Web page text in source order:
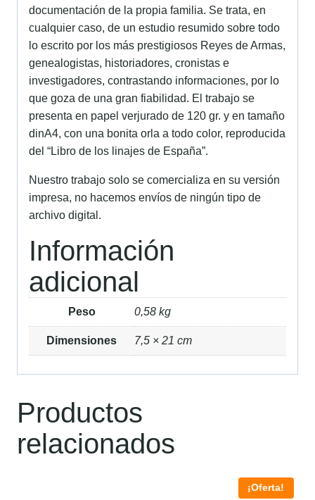
documentación de la propia familia. Se trata, en
cualquier caso, de un estudio resumido sobre todo
lo escrito por los más prestigiosos Reyes de Armas,
genealogistas, historiadores, cronistas e
investigadores, contrastando informaciones, por lo
que goza de una gran fiabilidad. El trabajo se
presenta en papel verjurado de 120 gr. y en tamaño
dinA4, con una bonita orla a todo color, reproducida
del “Libro de los linajes de España”.
Nuestro trabajo solo se comercializa en su versión
impresa, no hacemos envíos de ningún tipo de
archivo digital.
Información
adicional
Peso 0,58 kg
Dimensiones 7,5 × 21 cm
Productos
relacionados
¡Oferta!